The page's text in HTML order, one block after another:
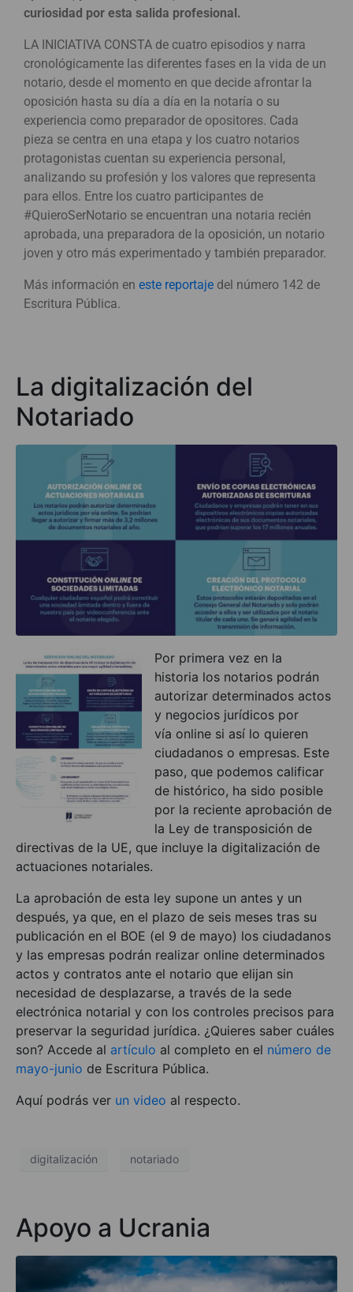
curiosidad por esta salida profesional.
LA INICIATIVA CONSTA de cuatro episodios y narra
cronológicamente las diferentes fases en la vida de un
notario, desde el momento en que decide afrontar la
oposición hasta su día a día en la notaría o su
experiencia como preparador de opositores. Cada
pieza se centra en una etapa y los cuatro notarios
protagonistas cuentan su experiencia personal,
analizando su profesión y los valores que representa
para ellos. Entre los cuatro participantes de
#QuieroSerNotario se encuentran una notaria recién
aprobada, una preparadora de la oposición, un notario
joven y otro más experimentado y también preparador.
Más información en este reportaje del número 142 de
Escritura Pública.
La digitalización del
Notariado
Por primera vez en la
historia los notarios podrán
autorizar determinados actos
y negocios jurídicos por
vía online si así lo quieren
ciudadanos o empresas. Este
paso, que podemos calificar
de histórico, ha sido posible
por la reciente aprobación de
la Ley de transposición de
directivas de la UE, que incluye la digitalización de
actuaciones notariales.
La aprobación de esta ley supone un antes y un
después, ya que, en el plazo de seis meses tras su
publicación en el BOE (el 9 de mayo) los ciudadanos
y las empresas podrán realizar online determinados
actos y contratos ante el notario que elijan sin
necesidad de desplazarse, a través de la sede
electrónica notarial y con los controles precisos para
preservar la seguridad jurídica. ¿Quieres saber cuáles
son? Accede al artículo al completo en el número de
mayo-junio de Escritura Pública.
Aquí podrás ver un video al respecto.
digitalización notariado
Apoyo a Ucrania